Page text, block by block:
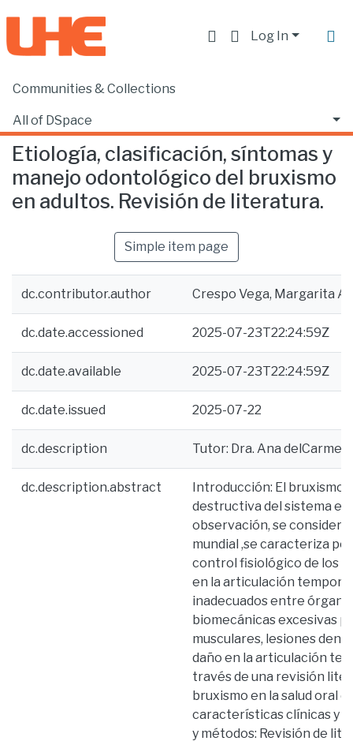
Log In
Communities & Collections
All of DSpace
Statistics
Home
Etiología, clasificación, síntomas y
manejo odontológico del bruxismo
en adultos. Revisión de literatura.
Simple item page
dc.contributor.author Crespo Vega, Margarita
dc.date.accessioned 2025-07-23T22:24:59Z
dc.date.available 2025-07-23T22:24:59Z
dc.date.issued 2025-07-22
dc.description Tutor: Dra. Ana
dc.description.abstract
Introducción: El bruxismo
destructiva del sistema
observación, se considera
mundial ,se caracteriza
control fisiológico de los
en la articulación
inadecuados entre
biomecánicas excesivas
musculares, lesiones
daño en la articulación
través de una revisión
bruxismo en la salud oral
características clínicas y
y métodos: Revisión de